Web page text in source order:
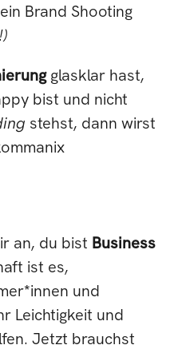
Brand Shooting
glasklar hast,
bist und nicht
stehst, dann wirst
an, du bist Business
ist es,
und
Leichtigkeit und
Jetzt brauchst